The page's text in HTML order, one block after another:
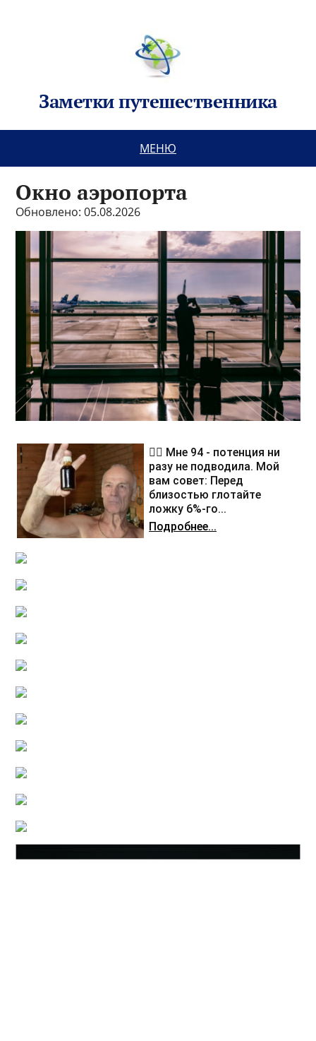
Заметки путешественника
МЕНЮ
Окно аэропорта
Обновлено: 05.08.2026
❤️‍🔥 Мне 94 - потенция ни
разу не подводила. Мой
вам совет: Перед
близостью глотайте
ложку 6%-го...
Подробнее...